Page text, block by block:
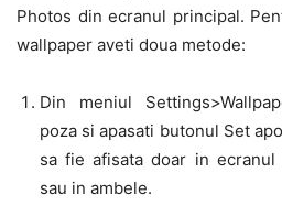
Photos din ecranul principal.
wallpaper aveti doua metode:
Din meniul
poza si apasati butonul Set
sa fie afisata doar in ecranul
sau in ambele.